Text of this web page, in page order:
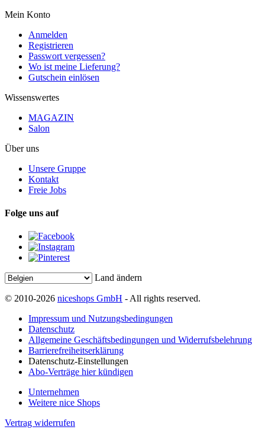
Mein Konto
Anmelden
Registrieren
Passwort vergessen?
Wo ist meine Lieferung?
Gutschein einlösen
Wissenswertes
MAGAZIN
Salon
Über uns
Unsere Gruppe
Kontakt
Freie Jobs
Folge uns auf
Land ändern
© 2010-2026 niceshops GmbH - All rights reserved.
Impressum und Nutzungsbedingungen
Datenschutz
Allgemeine Geschäftsbedingungen und Widerrufsbelehrung
Barrierefreiheitserklärung
Datenschutz-Einstellungen
Abo-Verträge hier kündigen
Unternehmen
Weitere nice Shops
Vertrag widerrufen